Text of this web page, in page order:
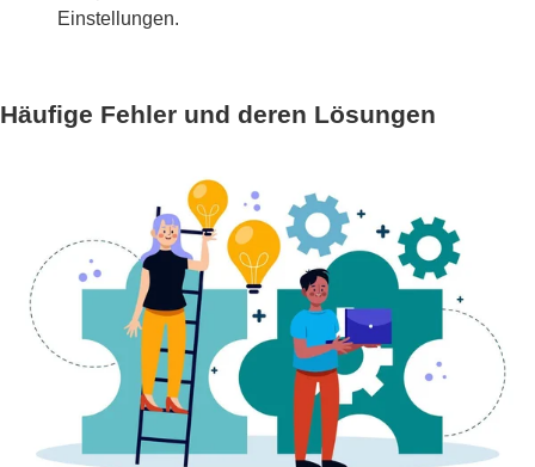
Einstellungen.
Häufige Fehler und deren Lösungen